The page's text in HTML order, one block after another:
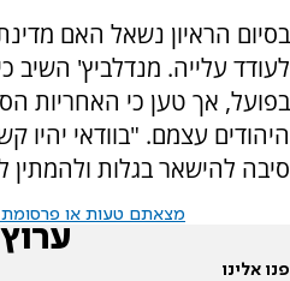
בסיום הראיון נשאל האם
לעודד עלייה. מנדלביץ' השיב
בפועל, אך טען כי האחריות
היהודים עצמם. "בוודאי יהיו
סיבה להישאר בגלות ולהמתין
מצאתם טעות או פרסומת
פנו אלינו